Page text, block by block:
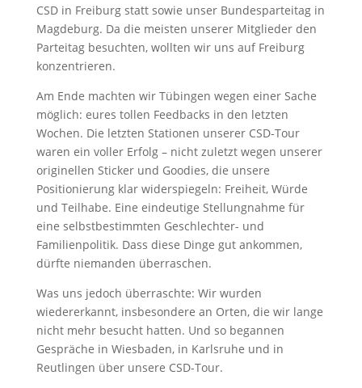
CSD in Freiburg statt sowie unser Bundesparteitag in
Magdeburg. Da die meisten unserer Mitglieder den
Parteitag besuchten, wollten wir uns auf Freiburg
konzentrieren.
Am Ende machten wir Tübingen wegen einer Sache
möglich: eures tollen Feedbacks in den letzten
Wochen. Die letzten Stationen unserer CSD-Tour
waren ein voller Erfolg – nicht zuletzt wegen unserer
originellen Sticker und Goodies, die unsere
Positionierung klar widerspiegeln: Freiheit, Würde
und Teilhabe. Eine eindeutige Stellungnahme für
eine selbstbestimmten Geschlechter- und
Familienpolitik. Dass diese Dinge gut ankommen,
dürfte niemanden überraschen.
Was uns jedoch überraschte: Wir wurden
wiedererkannt, insbesondere an Orten, die wir lange
nicht mehr besucht hatten. Und so begannen
Gespräche in Wiesbaden, in Karlsruhe und in
Reutlingen über unsere CSD-Tour.